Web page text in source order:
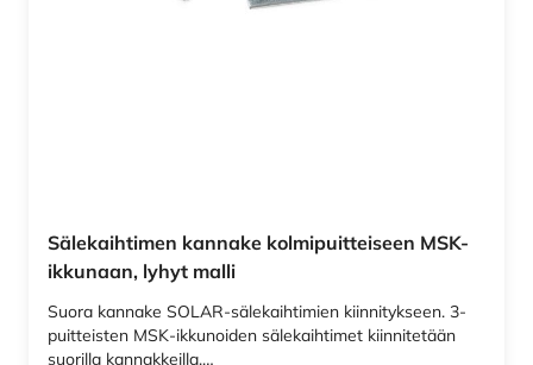
Sälekaihtimen kannake kolmipuitteiseen MSK-
ikkunaan, lyhyt malli
Suora kannake SOLAR-sälekaihtimien kiinnitykseen. 3-
puitteisten MSK-ikkunoiden sälekaihtimet kiinnitetään
suorilla kannakkeilla.…